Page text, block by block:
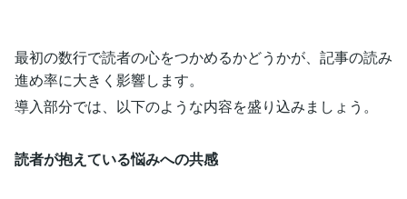
最初の数行で読者の心をつかめるかどうかが、記事の読み
進め率に大きく影響します。
導入部分では、以下のような内容を盛り込みましょう。
読者が抱えている悩みへの共感